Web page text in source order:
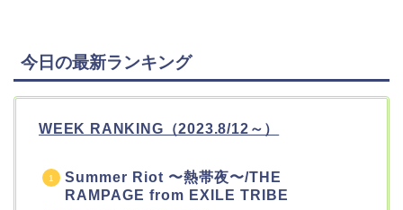
今日の最新ランキング
WEEK RANKING（2023.8/12～）
Summer Riot 〜熱帯夜〜/THE
RAMPAGE from EXILE TRIBE